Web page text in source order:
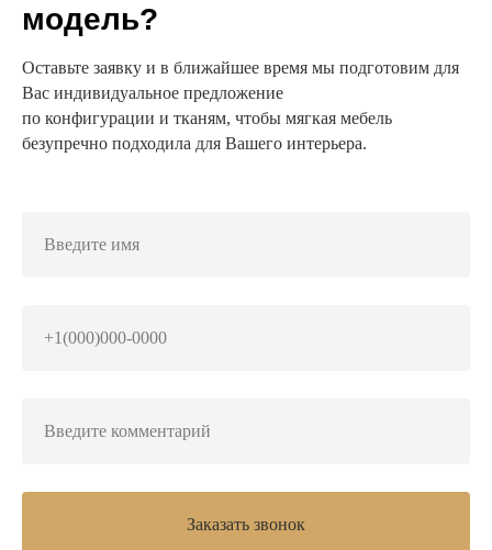
модель?
Оставьте заявку и в ближайшее время мы подготовим для
Вас индивидуальное предложение
по конфигурации и тканям, чтобы мягкая мебель
безупречно подходила для Вашего интерьера.
Заказать звонок